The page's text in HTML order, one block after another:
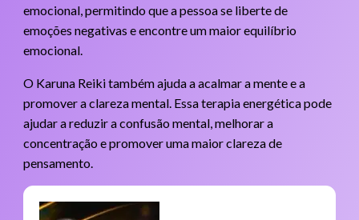
emocional, permitindo que a pessoa se liberte de
emoções negativas e encontre um maior equilíbrio
emocional.
O Karuna Reiki também ajuda a acalmar a mente e a
promover a clareza mental. Essa terapia energética pode
ajudar a reduzir a confusão mental, melhorar a
concentração e promover uma maior clareza de
pensamento.